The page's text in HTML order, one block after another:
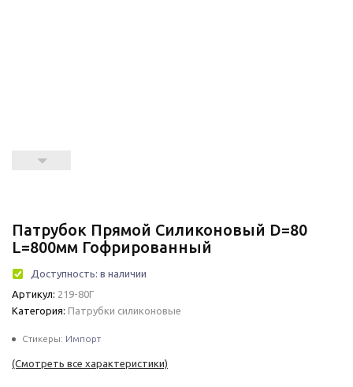
Патрубок Прямой Силиконовый D=80
L=800мм Гофрированный
Доступность: в наличии
Артикул: 219-80Г
Категория: Патрубки силиконовые
Стикеры: Импорт
(Смотреть все характеристики)